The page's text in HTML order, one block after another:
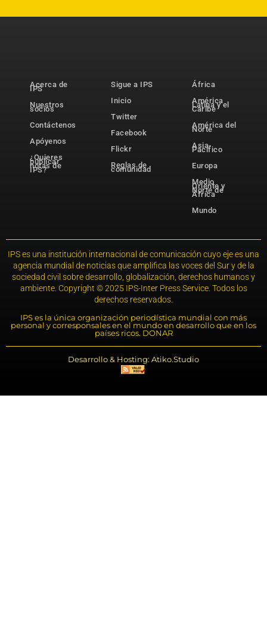
Acerca de
IPS
Nuestros
socios
Contáctenos
Apóyenos
¿Quieres
publicar
notas de
IPS?
Sigue a IPS
Inicio
Twitter
Facebook
Flickr
Reglas de
comunidad
África
América
Latina y el
Caribe
América del
Norte
Asia-
Pacífico
Europa
Medio
Oriente y
Norte de
África
Mundo
IPS es una institución internacional de comunicación cuyo eje es una
agencia mundial de noticias que amplifica las voces del Sur y de la
sociedad civil sobre desarrollo, globalización, derechos humanos y
ambiente. Copyright © 2025 IPS-Inter Press Service. Todos los
derechos reservados.
IPS es la única organización periodística mundial con más
personal y corresponsales en el mundo en desarrollo que en los
países ricos. DONAR
Desarrollo & Hosting: Atiko.Studio